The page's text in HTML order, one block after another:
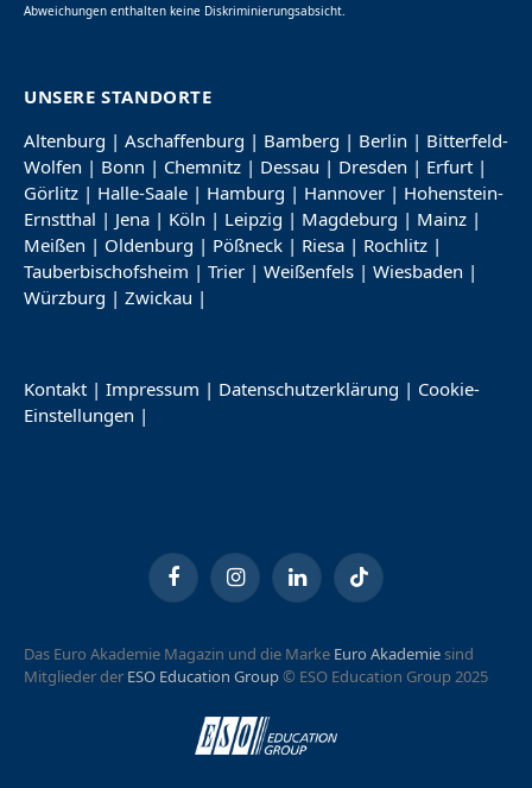
Abweichungen enthalten keine Diskriminierungsabsicht.
UNSERE STANDORTE
Altenburg | Aschaffenburg | Bamberg | Berlin | Bitterfeld-
Wolfen | Bonn | Chemnitz | Dessau | Dresden | Erfurt |
Görlitz | Halle-Saale | Hamburg | Hannover | Hohenstein-
Ernstthal | Jena | Köln | Leipzig | Magdeburg | Mainz |
Meißen | Oldenburg | Pößneck | Riesa | Rochlitz |
Tauberbischofsheim | Trier | Weißenfels | Wiesbaden |
Würzburg | Zwickau |
Kontakt | Impressum | Datenschutzerklärung | Cookie-
Einstellungen |
FacebookInstagramLinkedInTikTok
Das Euro Akademie Magazin und die Marke Euro Akademiesind
Mitglieder der ESO Education Group© ESO Education Group 2025